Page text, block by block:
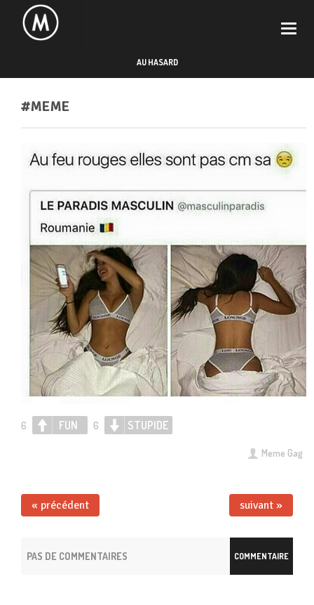
Toggle
AU HASARD
#MEME
Meme Gag
6 FUN 6 STUPIDE
« précédent suivant »
COMMENTAIRE
PAS DE COMMENTAIRES